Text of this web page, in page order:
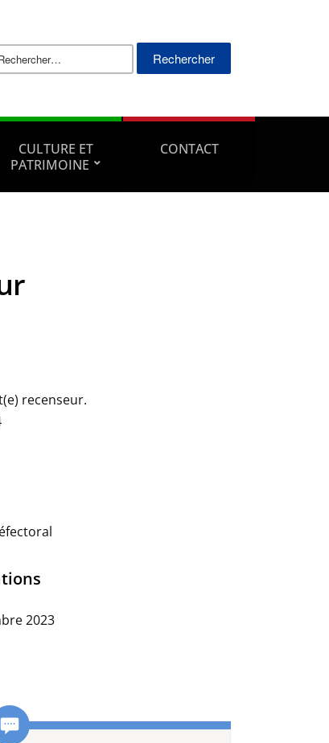
Rechercher :
CULTURE ET
PATRIMOINE
CONTACT
recenseur.
2023